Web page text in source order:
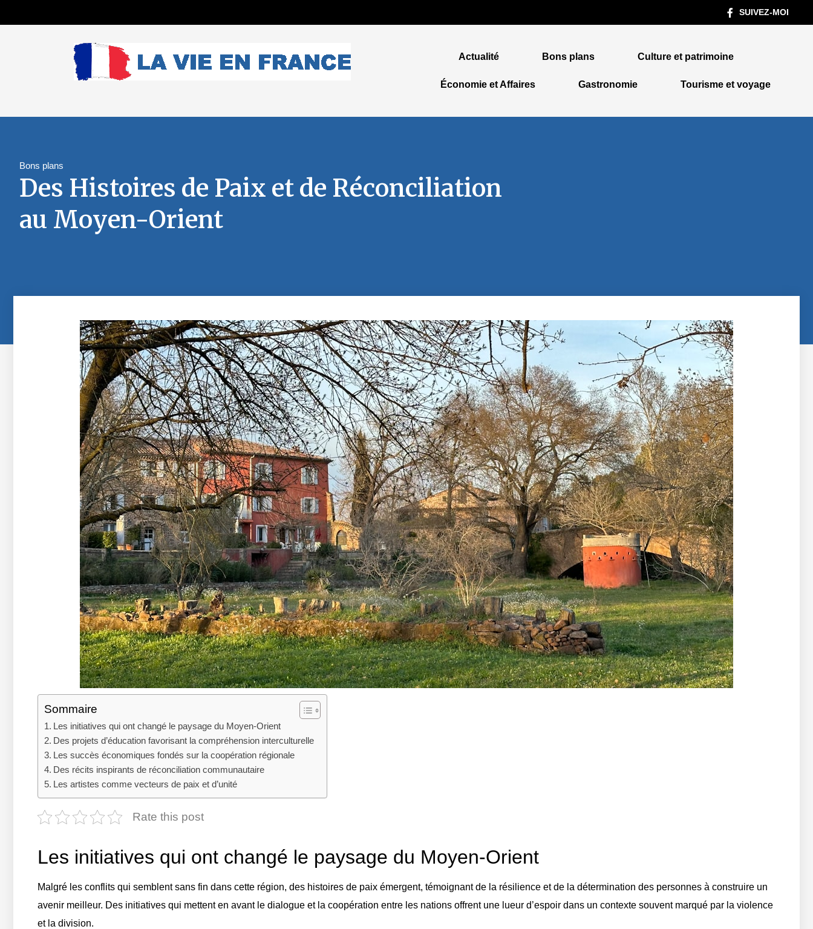
SUIVEZ-MOI
Actualité Bons plans Culture et patrimoine
Économie et Affaires Gastronomie Tourisme et voyage
Bons plans
Des Histoires de Paix et de Réconciliation
au Moyen-Orient
Sommaire
Les initiatives qui ont changé le paysage du Moyen-Orient
Des projets d’éducation favorisant la compréhension interculturelle
Les succès économiques fondés sur la coopération régionale
Des récits inspirants de réconciliation communautaire
Les artistes comme vecteurs de paix et d’unité
Rate this post
Les initiatives qui ont changé le paysage du Moyen-Orient
Malgré les conflits qui semblent sans fin dans cette région, des histoires de paix émergent, témoignant de la résilience et de la détermination des personnes à construire un
avenir meilleur. Des initiatives qui mettent en avant le dialogue et la coopération entre les nations offrent une lueur d’espoir dans un contexte souvent marqué par la violence
et la division.